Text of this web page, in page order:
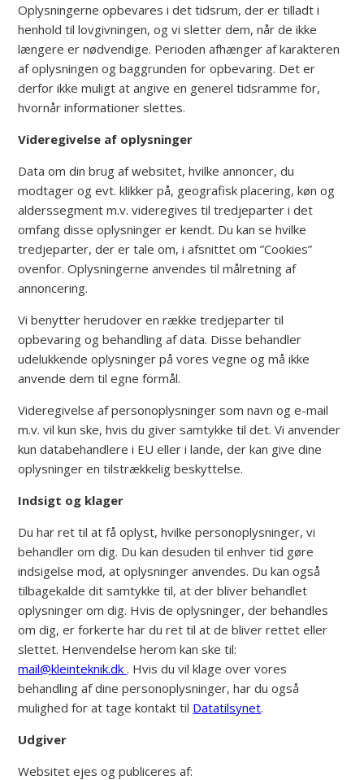
Oplysningerne opbevares i det tidsrum, der er tilladt i
henhold til lovgivningen, og vi sletter dem, når de ikke
længere er nødvendige. Perioden afhænger af karakteren
af oplysningen og baggrunden for opbevaring. Det er
derfor ikke muligt at angive en generel tidsramme for,
hvornår informationer slettes.
Videregivelse af oplysninger
Data om din brug af websitet, hvilke annoncer, du
modtager og evt. klikker på, geografisk placering, køn og
alderssegment m.v. videregives til tredjeparter i det
omfang disse oplysninger er kendt. Du kan se hvilke
tredjeparter, der er tale om, i afsnittet om ”Cookies”
ovenfor. Oplysningerne anvendes til målretning af
annoncering.
Vi benytter herudover en række tredjeparter til
opbevaring og behandling af data. Disse behandler
udelukkende oplysninger på vores vegne og må ikke
anvende dem til egne formål.
Videregivelse af personoplysninger som navn og e-mail
m.v. vil kun ske, hvis du giver samtykke til det. Vi anvender
kun databehandlere i EU eller i lande, der kan give dine
oplysninger en tilstrækkelig beskyttelse.
Indsigt og klager
Du har ret til at få oplyst, hvilke personoplysninger, vi
behandler om dig. Du kan desuden til enhver tid gøre
indsigelse mod, at oplysninger anvendes. Du kan også
tilbagekalde dit samtykke til, at der bliver behandlet
oplysninger om dig. Hvis de oplysninger, der behandles
om dig, er forkerte har du ret til at de bliver rettet eller
slettet. Henvendelse herom kan ske til:
mail@kleinteknik.dk. Hvis du vil klage over vores
behandling af dine personoplysninger, har du også
mulighed for at tage kontakt til Datatilsynet.
Udgiver
Websitet ejes og publiceres af: